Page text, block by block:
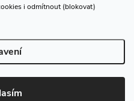
i odmítnout (blokovat)
vyhrazena.Upravit nastavení